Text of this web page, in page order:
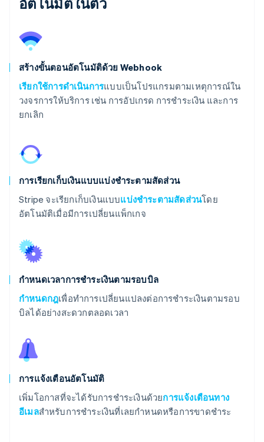
สร้างขั้นตอนอัตโนมัติด้วย Webhook
เรียกใช้การดำเนินการแบบเป็นโปรแกรมตามเหตุการณ์ใน
วงจรการให้บริการ เช่น การอัปเกรด การชำระเงิน และการ
ยกเลิก
การเรียกเก็บเงินแบบแบ่งชำระตามสัดส่วน
Stripe จะเรียกเก็บเงินแบบแบ่งชำระตามสัดส่วนโดย
อัตโนมัติเมื่อมีการเปลี่ยนแพ็กเกจ
กำหนดเวลาการชำระเงินตามรอบบิล
กำหนดกฎเพื่อทำการเปลี่ยนแปลงต่อการชำระเงินตามรอบ
บิลได้อย่างสะดวกตลอดเวลา
การแจ้งเตือนอัตโนมัติ
เพิ่มโอกาสที่จะได้รับการชำระเงินด้วยการแจ้งเตือนทาง
อีเมลสำหรับการชำระเงินที่เลยกำหนดหรือการขาดชำระ